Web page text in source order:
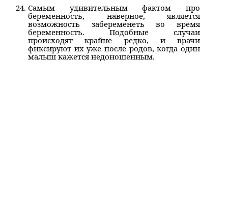
Самым удивительным фактом про
беременность, наверное, является
возможность забеременеть во время
беременность. Подобные случаи
происходят крайне редко, и врачи
фиксируют их уже после родов, когда один
малыш кажется недоношенным.